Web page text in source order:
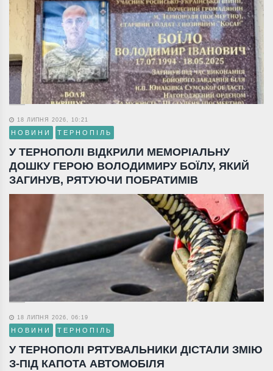
18 ЛИПНЯ 2026, 10:21
НОВИНИ ТЕРНОПІЛЬ
У ТЕРНОПОЛІ ВІДКРИЛИ МЕМОРІАЛЬНУ
ДОШКУ ГЕРОЮ ВОЛОДИМИРУ БОЇЛУ, ЯКИЙ
ЗАГИНУВ, РЯТУЮЧИ ПОБРАТИМІВ
18 ЛИПНЯ 2026, 06:19
НОВИНИ ТЕРНОПІЛЬ
У ТЕРНОПОЛІ РЯТУВАЛЬНИКИ ДІСТАЛИ ЗМІЮ
З-ПІД КАПОТА АВТОМОБІЛЯ